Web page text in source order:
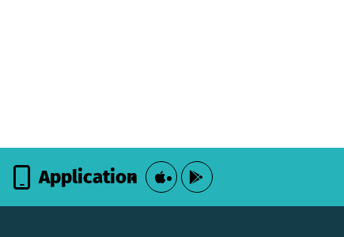
Application